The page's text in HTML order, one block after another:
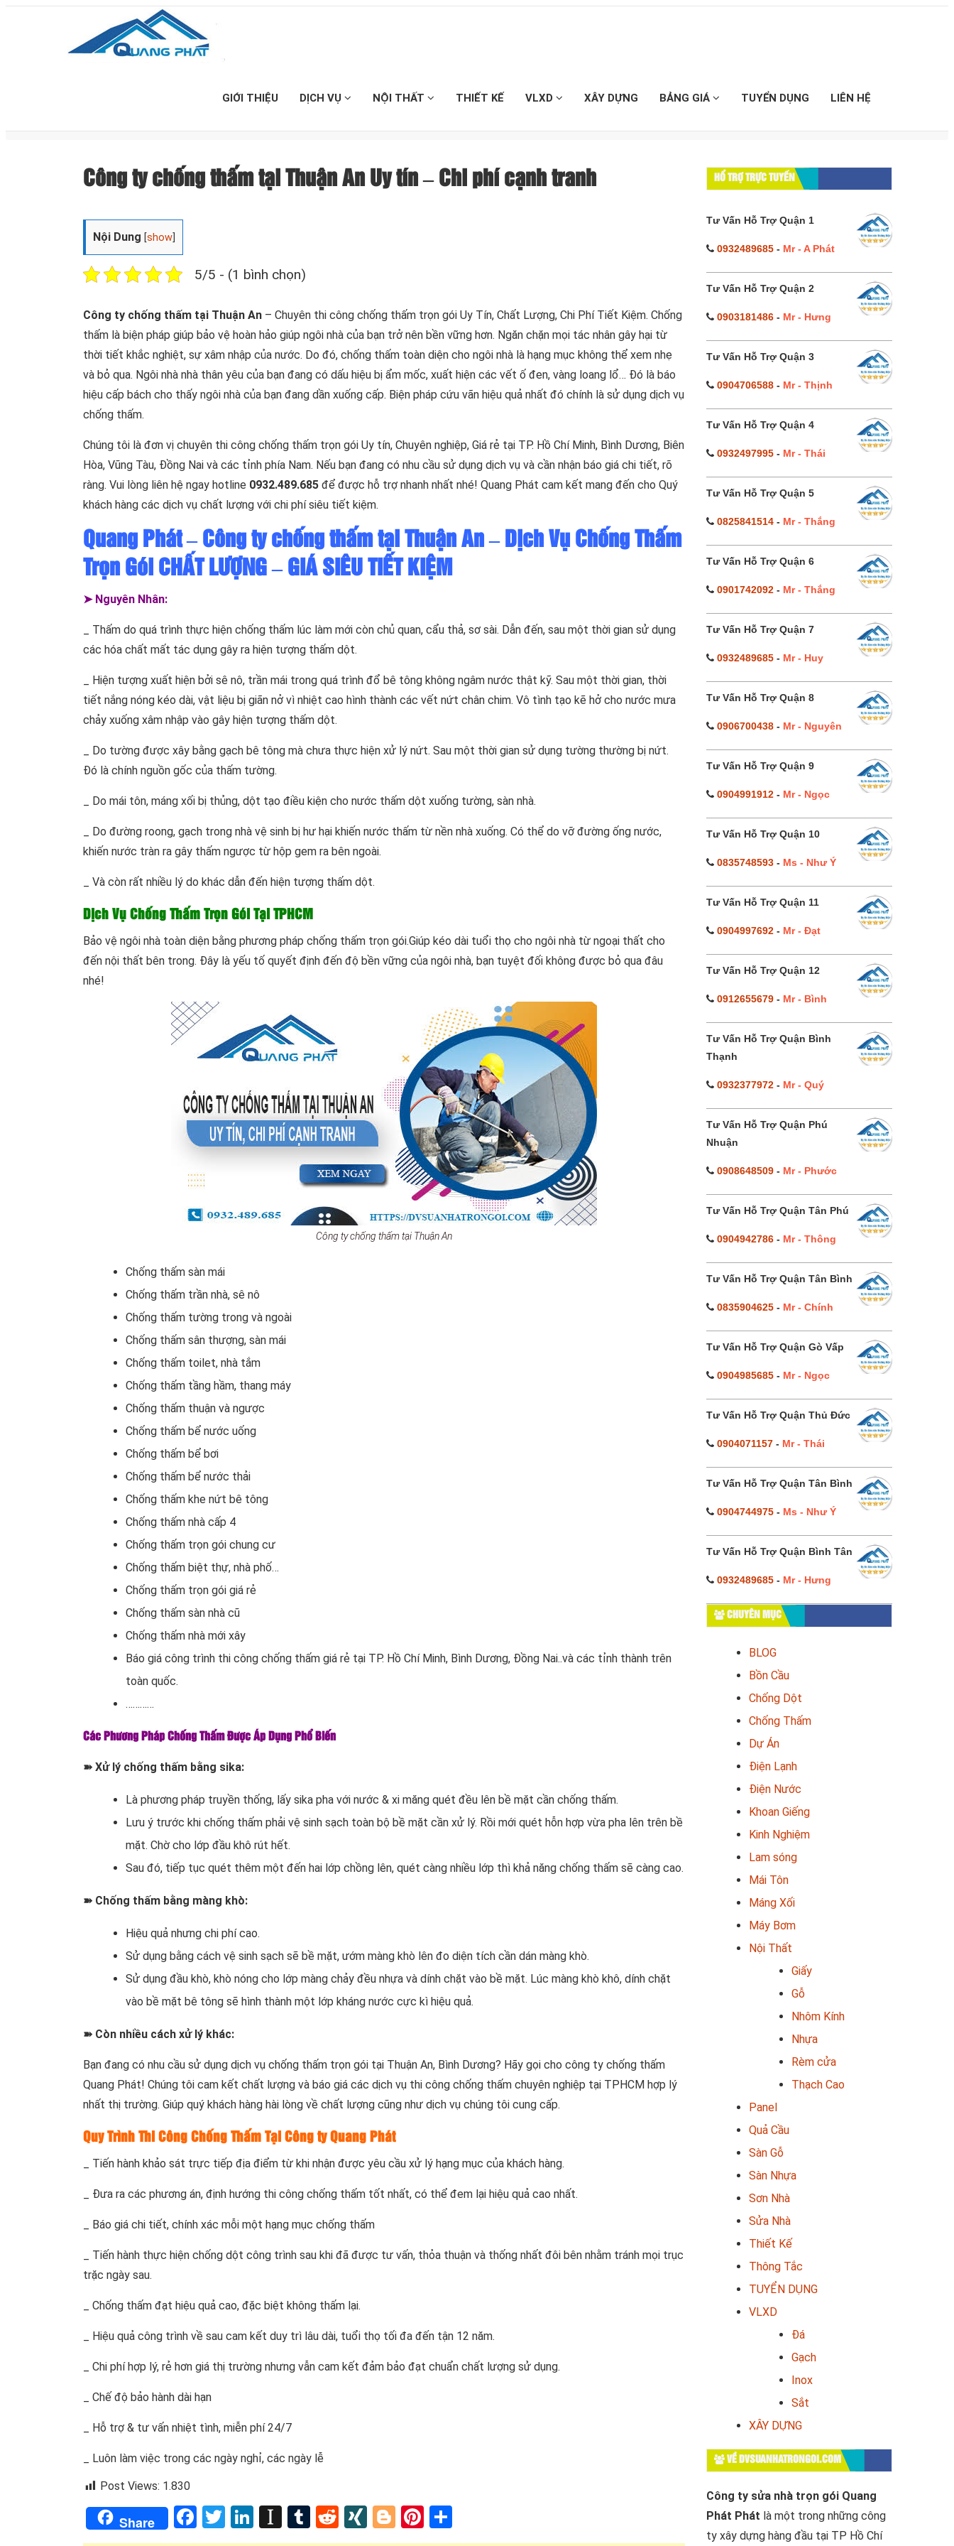
GIỚI THIỆU DỊCH VỤ NỘI THẤT THIẾT KẾ VLXD XÂY DỰNG BẢNG GIÁ TUYỂN DỤNG LIÊN HỆ
Công ty chống thấm tại Thuận An Uy tín – Chi phí cạnh tranh
Nội Dung [show
5/5 - (1 bình chọn)
Công ty chống thấm tại Thuận An – Chuyên thi công chống thấm trọn gói Uy Tín, Chất Lượng, Chi Phí Tiết Kiệm. Chống
thấm là biện pháp giúp bảo vệ hoàn hảo giúp ngôi nhà của bạn trở nên bền vững hơn. Ngăn chặn mọi tác nhân gây hại từ
thời tiết khắc nghiệt, sự xâm nhập của nước. Do đó, chống thấm toàn diện cho ngôi nhà là hạng mục không thể xem nhẹ
và bỏ qua. Ngôi nhà nhà thân yêu của bạn đang có dấu hiệu bị ẩm mốc, xuất hiện các vết ố đen, vàng loang lổ… Đó là báo
hiệu cấp bách cho thấy ngôi nhà của bạn đang dần xuống cấp. Biện pháp cứu vãn hiệu quả nhất đó chính là sử dụng dịch vụ
chống thấm.
Chúng tôi là đơn vị chuyên thi công chống thấm trọn gói Uy tín, Chuyên nghiệp, Giá rẻ tại TP. Hồ Chí Minh, Bình Dương, Biên
Hòa, Vũng Tàu, Đồng Nai và các tỉnh phía Nam. Nếu bạn đang có nhu cầu sử dụng dịch vụ và cần nhận báo giá chi tiết, rõ
ràng. Vui lòng liên hệ ngay hotline 0932.489.685 để được hỗ trợ nhanh nhất nhé! Quang Phát cam kết mang đến cho Quý
khách hàng các dịch vụ chất lượng với chi phí siêu tiết kiệm.
Quang Phát – Công ty chống thấm tại Thuận An – Dịch Vụ Chống Thấm
Trọn Gói CHẤT LƯỢNG – GIÁ SIÊU TIẾT KIỆM
➤ Nguyên Nhân:
_ Thấm do quá trình thực hiện chống thấm lúc làm mới còn chủ quan, cẩu thả, sơ sài. Dẫn đến, sau một thời gian sử dụng
các hóa chất mất tác dụng gây ra hiện tượng thấm dột.
_ Hiện tượng xuất hiện bởi sê nô, trần mái trong quá trình đổ bê tông không ngâm nước thật kỹ. Sau một thời gian, thời
tiết nắng nóng kéo dài, vật liệu bị giãn nở vì nhiệt cao hình thành các vết nứt chân chim. Vô tình tạo kẽ hở cho nước mưa
chảy xuống xâm nhập vào gây hiện tượng thấm dột.
_ Do tường được xây bằng gạch bê tông mà chưa thực hiện xử lý nứt. Sau một thời gian sử dụng tường thường bị nứt.
Đó là chính nguồn gốc của thấm tường.
_ Do mái tôn, máng xối bị thủng, dột tạo điều kiện cho nước thấm dột xuống tường, sàn nhà.
_ Do đường roong, gạch trong nhà vệ sinh bị hư hại khiến nước thấm từ nền nhà xuống. Có thể do vỡ đường ống nước,
khiến nước tràn ra gây thấm ngược từ hộp gem ra bên ngoài.
_ Và còn rất nhiều lý do khác dẫn đến hiện tượng thấm dột.
Dịch Vụ Chống Thấm Trọn Gói Tại TPHCM
Bảo vệ ngôi nhà toàn diện bằng phương pháp chống thấm trọn gói.Giúp kéo dài tuổi thọ cho ngôi nhà từ ngoại thất cho
đến nội thất bên trong. Đây là yếu tố quyết định đến độ bền vững của ngôi nhà, bạn tuyệt đối không được bỏ qua đâu
nhé!
Công ty chống thấm tại Thuận An
Chống thấm sàn mái
Chống thấm trần nhà, sê nô
Chống thấm tường trong và ngoài
Chống thấm sân thượng, sàn mái
Chống thấm toilet, nhà tắm
Chống thấm tầng hầm, thang máy
Chống thấm thuận và ngược
Chống thấm bể nước uống
Chống thấm bể bơi
Chống thấm bể nước thải
Chống thấm khe nứt bê tông
Chống thấm nhà cấp 4
Chống thấm trọn gói chung cư
Chống thấm biệt thự, nhà phố…
Chống thấm trọn gói giá rẻ
Chống thấm sàn nhà cũ
Chống thấm nhà mới xây
Báo giá công trình thi công chống thấm giá rẻ tại TP. Hồ Chí Minh, Bình Dương, Đồng Nai..và các tỉnh thành trên
toàn quốc.
…………
Các Phương Pháp Chống Thấm Được Áp Dụng Phổ Biến
➽ Xử lý chống thấm bằng sika:
Là phương pháp truyền thống, lấy sika pha với nước & xi măng quét đều lên bề mặt cần chống thấm.
Lưu ý trước khi chống thấm phải vệ sinh sạch toàn bộ bề mặt cần xử lý. Rồi mới quét hỗn hợp vừa pha lên trên bề
mặt. Chờ cho lớp đầu khô rút hết.
Sau đó, tiếp tục quét thêm một đến hai lớp chồng lên, quét càng nhiều lớp thì khả năng chống thấm sẽ càng cao.
➽ Chống thấm bằng màng khò:
Hiệu quả nhưng chi phí cao.
Sử dụng bằng cách vệ sinh sạch sẽ bề mặt, ướm màng khò lên đo diện tích cần dán màng khò.
Sử dụng đầu khò, khò nóng cho lớp màng chảy đều nhựa và dính chặt vào bề mặt. Lúc màng khò khô, dính chặt
vào bề mặt bê tông sẽ hình thành một lớp kháng nước cực kì hiệu quả.
➽ Còn nhiều cách xử lý khác:
Bạn đang có nhu cầu sử dụng dịch vụ chống thấm trọn gói tại Thuận An, Bình Dương? Hãy gọi cho công ty chống thấm
Quang Phát! Chúng tôi cam kết chất lượng và báo giá các dịch vụ thi công chống thấm chuyên nghiệp tại TPHCM hợp lý
nhất thị trường. Giúp quý khách hàng hài lòng về chất lượng cũng như dịch vụ chúng tôi cung cấp.
Quy Trình Thi Công Chống Thấm Tại Công ty Quang Phát
_ Tiến hành khảo sát trực tiếp địa điểm từ khi nhận được yêu cầu xử lý hạng mục của khách hàng.
_ Đưa ra các phương án, định hướng thi công chống thấm tốt nhất, có thể đem lại hiệu quả cao nhất.
_ Báo giá chi tiết, chính xác mỗi một hạng mục chống thấm
_ Tiến hành thực hiện chống dột công trình sau khi đã được tư vấn, thỏa thuận và thống nhất đôi bên nhằm tránh mọi trục
trặc ngày sau.
_ Chống thấm đạt hiệu quả cao, đặc biệt không thấm lại.
_ Hiệu quả công trình về sau cam kết duy trì lâu dài, tuổi thọ tối đa đến tận 12 năm.
_ Chi phí hợp lý, rẻ hơn giá thị trường nhưng vẫn cam kết đảm bảo đạt chuẩn chất lượng sử dụng.
_ Chế độ bảo hành dài hạn
_ Hỗ trợ & tư vấn nhiệt tình, miễn phí 24/7
_ Luôn làm việc trong các ngày nghỉ, các ngày lễ
Post Views: 1.830
Share Facebook
Twitter
LinkedIn
Instapaper
Tumblr
RedditXINGBloggerPinterest
HỔ TRỢ TRỰC TUYẾN
Tư Vấn Hỗ Trợ Quận 1
0932489685- Mr - A Phát
Tư Vấn Hỗ Trợ Quận 2
0903181486- Mr - Hưng
Tư Vấn Hỗ Trợ Quận 3
0904706588- Mr - Thịnh
Tư Vấn Hỗ Trợ Quận 4
0932497995- Mr - Thái
Tư Vấn Hỗ Trợ Quận 5
0825841514- Mr - Thắng
Tư Vấn Hỗ Trợ Quận 6
0901742092- Mr - Thắng
Tư Vấn Hỗ Trợ Quận 7
0932489685- Mr - Huy
Tư Vấn Hỗ Trợ Quận 8
0906700438- Mr - Nguyên
Tư Vấn Hỗ Trợ Quận 9
0904991912- Mr - Ngọc
Tư Vấn Hỗ Trợ Quận 10
0835748593- Ms - Như Ý
Tư Vấn Hỗ Trợ Quận 11
0904997692- Mr - Đạt
Tư Vấn Hỗ Trợ Quận 12
0912655679- Mr - Bình
Tư Vấn Hỗ Trợ Quận Bình
Thạnh
0932377972- Mr - Quý
Tư Vấn Hỗ Trợ Quận Phú
Nhuận
0908648509- Mr - Phước
Tư Vấn Hỗ Trợ Quận Tân Phú
0904942786- Mr - Thông
Tư Vấn Hỗ Trợ Quận Tân Bình
0835904625- Mr - Chính
Tư Vấn Hỗ Trợ Quận Gò Vấp
0904985685- Mr - Ngọc
Tư Vấn Hỗ Trợ Quận Thủ Đức
0904071157- Mr - Thái
Tư Vấn Hỗ Trợ Quận Tân Bình
0904744975- Ms - Như Ý
Tư Vấn Hỗ Trợ Quận Bình Tân
0932489685- Mr - Hưng
CHUYÊN MỤC
BLOG
Bồn Cầu
Chống Dột
Chống Thấm
Dự Án
Điện Lạnh
Điện Nước
Khoan Giếng
Kinh Nghiệm
Lam sóng
Mái Tôn
Máng Xối
Máy Bơm
Nội Thất
Giấy
Gỗ
Nhôm Kính
Nhựa
Rèm cửa
Thạch Cao
Panel
Quả Cầu
Sàn Gỗ
Sàn Nhựa
Sơn Nhà
Sửa Nhà
Thiết Kế
Thông Tắc
TUYỂN DỤNG
VLXD
Đá
Gạch
Inox
Sắt
XÂY DỰNG
VỀ DVSUANHATRONGOI.COM
Công ty sửa nhà trọn gói Quang
Phát Phát là một trong những công
ty xây dựng hàng đầu tại TP Hồ Chí